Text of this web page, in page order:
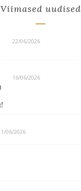
Viimased uudised
22/06/2026
16/06/2026
06/2026